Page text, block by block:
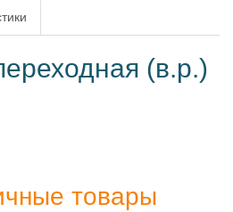
(в.р.)
товары